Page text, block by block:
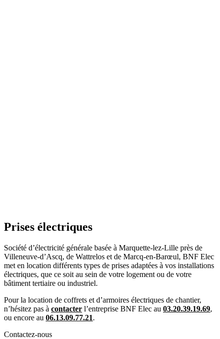
Prises électriques
Société d’électricité générale basée à Marquette-lez-Lille près de
Villeneuve-d’Ascq, de Wattrelos et de Marcq-en-Barœul, BNF Elec
met en location différents types de prises adaptées à vos installations
électriques, que ce soit au sein de votre logement ou de votre
bâtiment tertiaire ou industriel.
Pour la location de coffrets et d’armoires électriques de chantier,
n’hésitez pas à contacter l’entreprise BNF Elec au 03.20.39.19.69,
ou encore au 06.13.09.77.21.
Contactez-nous